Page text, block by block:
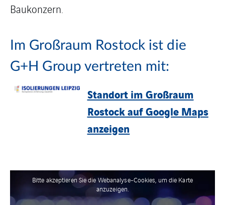
Baukonzern.
Im Großraum Rostock ist die
G+H Group vertreten mit:
Standort im Großraum
Rostock auf Google Maps
anzeigen
Bitte akzeptieren Sie die Webanalyse-Cookies, um die Karte
anzuzeigen.